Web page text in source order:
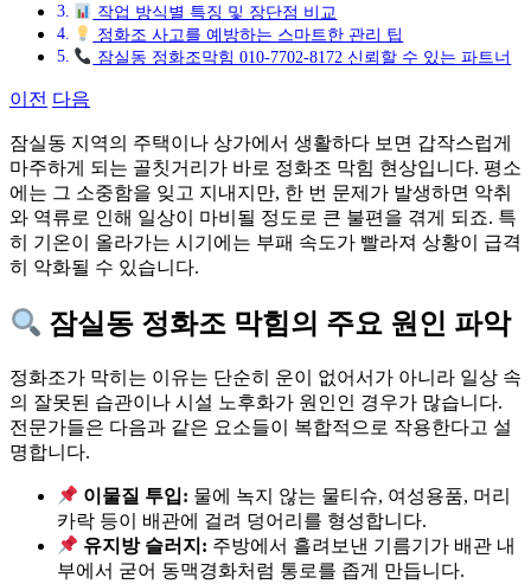
작업 방식별 특징 및 장단점 비교
정화조 사고를 예방하는 스마트한 관리 팁
잠실동 정화조막힘 010-7702-8172 신뢰할 수 있는 파트너
이전 다음
잠실동 지역의 주택이나 상가에서 생활하다 보면 갑작스럽게
마주하게 되는 골칫거리가 바로 정화조 막힘 현상입니다. 평소
에는 그 소중함을 잊고 지내지만, 한 번 문제가 발생하면 악취
와 역류로 인해 일상이 마비될 정도로 큰 불편을 겪게 되죠. 특
히 기온이 올라가는 시기에는 부패 속도가 빨라져 상황이 급격
히 악화될 수 있습니다.
잠실동 정화조 막힘의 주요 원인 파악
정화조가 막히는 이유는 단순히 운이 없어서가 아니라 일상 속
의 잘못된 습관이나 시설 노후화가 원인인 경우가 많습니다.
전문가들은 다음과 같은 요소들이 복합적으로 작용한다고 설
명합니다.
이물질 투입: 물에 녹지 않는 물티슈, 여성용품, 머리
카락 등이 배관에 걸려 덩어리를 형성합니다.
유지방 슬러지: 주방에서 흘려보낸 기름기가 배관 내
부에서 굳어 동맥경화처럼 통로를 좁게 만듭니다.